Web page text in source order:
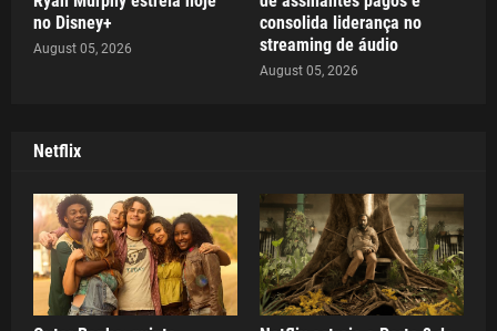
no Disney+
August 05, 2026
consolida liderança no
streaming de áudio
August 05, 2026
Netflix